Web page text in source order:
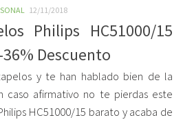
12/11/2018
Philips HC51000/15
Descuento
y te han hablado bien de la
caso afirmativo no te pierdas este
HC51000/15 barato y acaba de